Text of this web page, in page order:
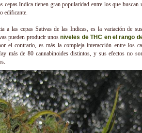
Indica tienen gran popularidad entre los que buscan
edificante.
a las cepas Sativas de las Indicas, es la variación de
pueden producir unosniveles de THC en el rango
el contrario, es más la compleja interacción entre los
más de 80 cannabinoides distintos, y sus efectos no